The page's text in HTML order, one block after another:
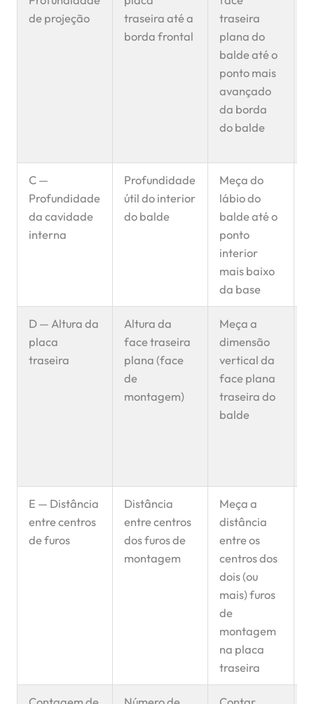
de projeção
traseira até a
borda frontal
traseira
plana do
balde até o
ponto mais
avançado
da borda
do balde
C —
Profundidade
da cavidade
interna
Profundidade
útil do interior
do balde
Meça do
lábio do
balde até o
ponto
interior
mais baixo
da base
D — Altura da
placa
traseira
Altura da
face traseira
plana (face
de
montagem)
Meça a
dimensão
vertical da
face plana
traseira do
balde
E — Distância
entre centros
de furos
Distância
entre centros
dos furos de
montagem
Meça a
distância
entre os
centros dos
dois (ou
mais) furos
de
montagem
na placa
traseira